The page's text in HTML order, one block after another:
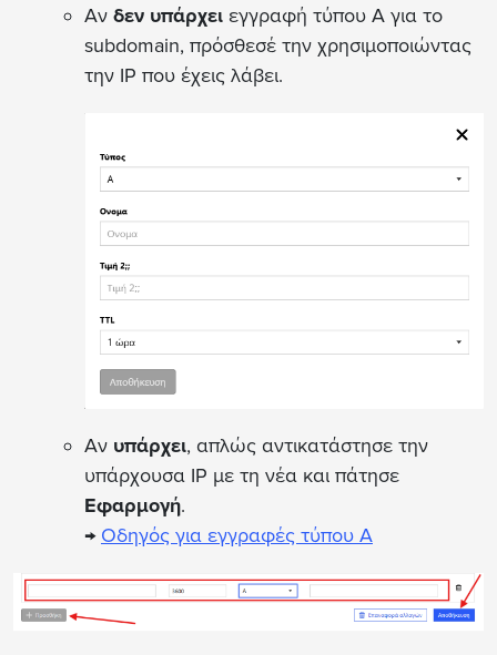
Αν δεν υπάρχει εγγραφή τύπου A για το
subdomain, πρόσθεσέ την χρησιμοποιώντας
την IP που έχεις λάβει.
Αν υπάρχει, απλώς αντικατάστησε την
υπάρχουσα IP με τη νέα και πάτησε
Εφαρμογή.
→ Οδηγός για εγγραφές τύπου A